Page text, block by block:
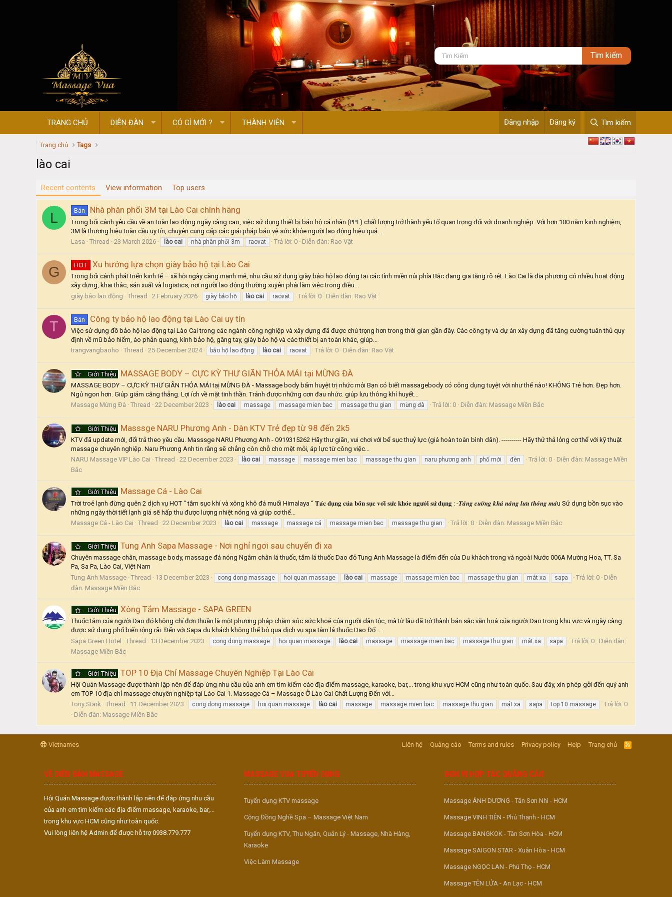
TRANG CHỦ DIỄN ĐÀN CÓ GÌ MỚI ? THÀNH VIÊN Đăng nhập Đăng ký Tìm kiếm
Trang chủ Tags
lào cai
Recent contents View information Top users
L Bán Nhà phân phối 3M tại Lào Cai chính hãng
Trong bối cảnh yêu cầu về an toàn lao động ngày càng cao, việc sử dụng thiết bị bảo hộ cá nhân (PPE) chất lượng trở thành yếu tố quan trọng đối với doanh nghiệp. Với hơn 100 năm kinh nghiệm,
3M là thương hiệu toàn cầu uy tín, chuyên cung cấp các giải pháp bảo vệ sức khỏe người lao động hiệu quả...
Lasa
Thread 23 March 2026 lào cai nhà phân phối 3m raovat Trả lời: 0 Diễn đàn: Rao Vặt
G HOT Xu hướng lựa chọn giày bảo hộ tại Lào Cai
Trong bối cảnh phát triển kinh tế – xã hội ngày càng mạnh mẽ, nhu cầu sử dụng giày bảo hộ lao động tại các tỉnh miền núi phía Bắc đang gia tăng rõ rệt. Lào Cai là địa phương có nhiều hoạt động
xây dựng, khai thác, sản xuất và logistics, nơi người lao động thường xuyên phải làm việc trong điều...
giày bảo lao động
Thread 2 February 2026 giày bảo hộ lào cai raovat Trả lời: 0 Diễn đàn: Rao Vặt
T Bán Công ty bảo hộ lao động tại Lào Cai uy tín
Việc sử dụng đồ bảo hộ lao động tại Lào Cai trong các ngành công nghiệp và xây dựng đã được chú trọng hơn trong thời gian gần đây. Các công ty và dự án xây dựng đã tăng cường tuân thủ quy
định về mũ bảo hiểm, áo phản quang, kính bảo hộ, găng tay, giày bảo hộ và các thiết bị an toàn khác, giúp...
trangvangbaoho
Thread 25 December 2024 bảo hộ lao động lào cai raovat Trả lời: 0 Diễn đàn: Rao Vặt
Giới Thiệu MASSAGE BODY – CỰC KỲ THƯ GIÃN THỎA MÁI tại MỪNG ĐÀ
MASSAGE BODY – CỰC KỲ THƯ GIÃN THỎA MÁI tạị MỪNG ĐÀ - Massage body bấm huyệt trị nhức mỏi Bạn có biết massagebody có công dụng tuyệt vời như thế nào! KHÔNG Trẻ hơn. Đẹp hơn.
Ngủ ngon hơn. Giúp giảm căng thẳng. Lợi ích về mặt tinh thần. Tránh được những cơn đau nhức. giúp lưu thông khí huyết...
Massage Mừng Đà
Thread 22 December 2023 lào cai massage massage mien bac massage thu gian mừng đà Trả lời: 0 Diễn đàn: Massage Miền Bắc
Giới Thiệu Masssge NARU Phương Anh - Dàn KTV Trẻ đẹp từ 98 đến 2k5
KTV đã update mới, đổi trả theo yêu cầu. Masssge NARU Phương Anh - 0919315262 Hãy thư giãn, vui chơi với bể sục thuỷ lực (giá hoàn toàn bình dân). ---------- Hãy thử thả lỏng cơ thể với kỹ thuật
massage chuyên nghiệp. Naru Phương Anh tin rằng sẽ chẳng còn chỗ cho mệt mỏi, áp lực từ công việc...
NARU Massage VIP Lào Cai
Thread 22 December 2023 lào cai massage massage mien bac massage thu gian naru phương anh phố mới đèn Trả lời: 0 Diễn đàn: Massage Miền
Bắc
Giới Thiệu Massage Cá - Lào Cai
Trời troẻ lạnh đừng quên 2 dịch vụ HOT “ tắm sục khí và xông khô đá muối Himalaya “ 𝐓𝐚́𝐜 𝐝𝐮̣𝐧𝐠 𝐜𝐮̉𝐚 𝐛𝐨̂̀𝐧 𝐬𝐮̣𝐜 𝐯𝐨̛́𝐢 𝐬𝐮̛́𝐜 𝐤𝐡𝐨̉𝐞 𝐧𝐠𝐮̛𝐨̛̀𝐢 𝐬𝐮̛̉ 𝐝𝐮̣𝐧𝐠 : -𝑻𝒂̆𝒏𝒈 𝒄𝒖̛𝒐̛̀𝒏𝒈 𝒌𝒉𝒂̉ 𝒏𝒂̆𝒏𝒈 𝒍𝒖̛𝒖 𝒕𝒉𝒐̂𝒏𝒈 𝒎𝒂́u Sử dụng bồn sục vào
những ngày thời tiết lạnh giá sẽ hấp thu được lượng nhiệt nóng và giúp cơ thể...
Massage Cá - Lào Cai
Thread 22 December 2023 lào cai massage massage cá massage mien bac massage thu gian Trả lời: 0 Diễn đàn: Massage Miền Bắc
Giới Thiệu Tung Anh Sapa Massage - Nơi nghỉ ngơi sau chuyến đi xa
Chuyên massage chân, massage body, massage đá nóng Ngâm chân lá thuốc, tắm lá thuốc Dao đỏ Tung Anh Massage là điểm đến của Du khách trong và ngoài Nước 006A Mường Hoa, TT. Sa
Pa, Sa Pa, Lào Cai, Việt Nam
Tung Anh Massage Thread 13 December 2023 cong dong massage hoi quan massage lào cai massage massage mien bac massage thu gian mát xa sapa Trả lời: 0
Diễn
đàn: Massage Miền Bắc
Giới Thiệu Xông Tắm Massage - SAPA GREEN
Thuốc tắm của người Dao đỏ không chỉ đơn thuần là một phương pháp chăm sóc sức khoẻ của người dân tộc, mà từ lâu đã trở thành bản sắc văn hoá của người Dao trong khu vực và ngày càng
được sử dụng phổ biến rộng rãi. Đến với Sapa du khách không thể bỏ qua dịch vụ spa tắm lá thuốc Dao Đổ ...
Sapa Green Hotel
Thread 13 December 2023 cong dong massage hoi quan massage lào cai massage massage mien bac massage thu gian mát xa sapa Trả lời: 0
Diễn đàn:
Massage Miền Bắc
Giới Thiệu TOP 10 Địa Chỉ Massage Chuyên Nghiệp Tại Lào Cai
Hội Quán Massage được thành lập nên để đáp ứng nhu cầu của anh em tìm kiếm các địa điểm massage, karaoke, bar,... trong khu vực HCM cũng như toàn quốc. Sau đây, xin phép gởi đến quý anh
em TOP 10 địa chỉ massage chuyên nghiệp tại Lào Cai 1. Massage Cá – Massage Ở Lào Cai Chất Lượng Đến với...
Tony Stark
Thread 11 December 2023 cong dong massage hoi quan massage lào cai massage massage mien bac massage thu gian mát xa sapa top 10 massage
Trả lời: 0
Diễn đàn: Massage Miền Bắc
Vietnames Liên hệ Quảng cáo Terms and rules Privacy policy Help Trang chủ
R
S
VỀ DIỄN ĐÀN MASSAGE
Hội Quán Massage được thành lập nên để đáp ứng nhu cầu
của anh em tìm kiếm các địa điểm massage, karaoke, bar,...
trong khu vực HCM cũng như toàn quốc.
Vui lòng liên hệ Admin để được hỗ trợ 0938.779.777
MASSAGE VUA TUYỂN DỤNG
Tuyển dụng KTV massage
Cộng Đồng Nghề Spa – Massage Việt Nam
Tuyển dụng KTV, Thu Ngân, Quản Lý - Massage, Nhà Hàng,
Karaoke
Việc Làm Massage
ĐƠN VỊ HỢP TÁC QUẢNG CÁO
Massage ÁNH DƯƠNG - Tân Sơn Nhì - HCM
Massage VINH TIÊN - Phú Thạnh - HCM
Massage BANGKOK - Tân Sơn Hòa - HCM
Massage SAIGON STAR - Xuân Hòa - HCM
Massage NGỌC LAN - Phú Thọ - HCM
Massage TÊN LỬA - An Lạc - HCM